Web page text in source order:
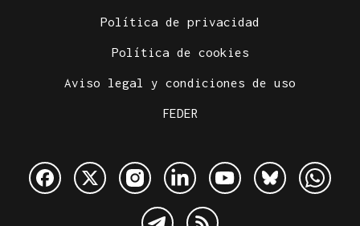
Política de privacidad
Política de cookies
Aviso legal y condiciones de uso
FEDER